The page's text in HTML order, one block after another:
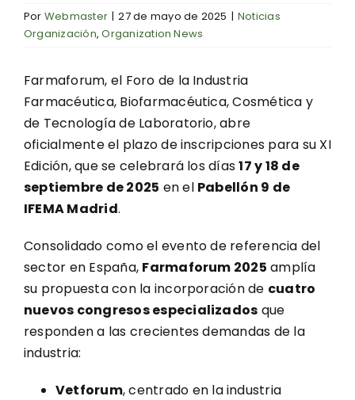
Por Webmaster | 27 de mayo de 2025 | Noticias
Organización,Organization News
Farmaforum, el Foro de la Industria
Farmacéutica, Biofarmacéutica, Cosmética y
de Tecnología de Laboratorio, abre
oficialmente el plazo de inscripciones para su XI
Edición, que se celebrará los días17 y 18 de
septiembre de 2025 en el Pabellón 9 de
IFEMA Madrid.
Consolidado como el evento de referencia del
sector en España, Farmaforum 2025 amplía
su propuesta con la incorporación de cuatro
nuevos congresos especializados que
responden a las crecientes demandas de la
industria:
Vetforum, centrado en la industria